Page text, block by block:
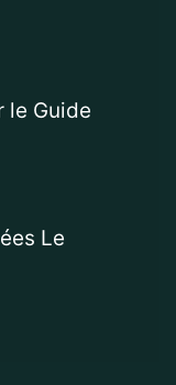
le Guide
Le